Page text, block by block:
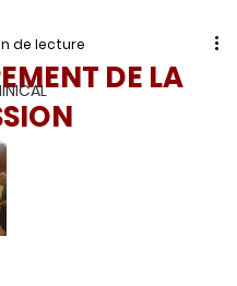
DE LA
de lecture